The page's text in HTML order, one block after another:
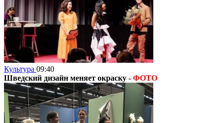
Культура 09:40
Шведский дизайн меняет окраску - ФОТО